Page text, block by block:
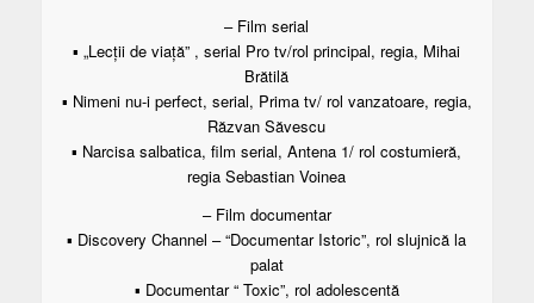
– Film serial
▪ „Lecții de viață” , serial Pro tv/rol principal, regia, Mihai
Brătilă
▪ Nimeni nu-i perfect, serial, Prima tv/ rol vanzatoare, regia,
Răzvan Săvescu
▪ Narcisa salbatica, film serial, Antena 1/ rol costumieră,
regia Sebastian Voinea
– Film documentar
▪ Discovery Channel – “Documentar Istoric”, rol slujnică la
palat
▪ Documentar “ Toxic”, rol adolescentă